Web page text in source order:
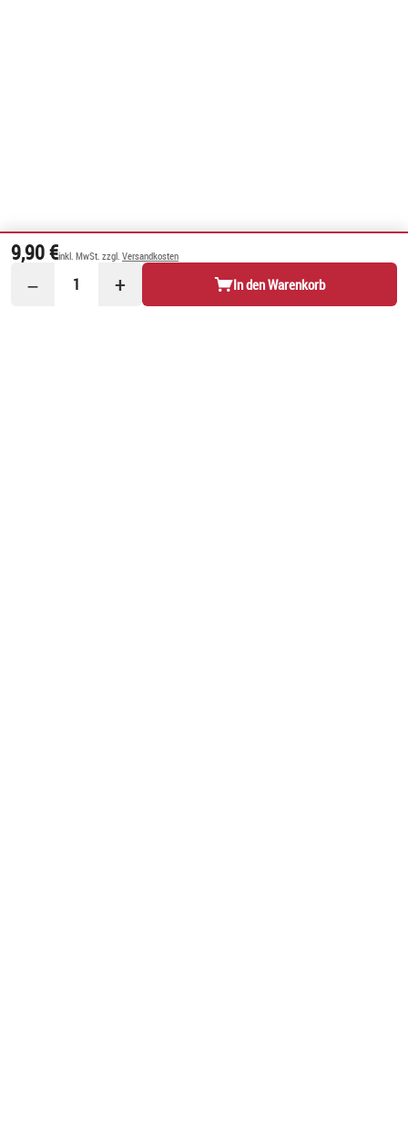
9,90 €inkl. MwSt. zzgl. Versandkosten
− 1 + In den Warenkorb